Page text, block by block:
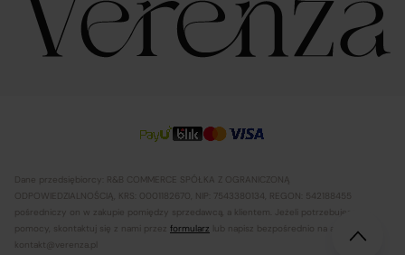
Dane przedsiębiorcy: R&B COMMERCE SPÓŁKA Z OGRANICZONĄ
ODPOWIEDZIALNOŚCIĄ, KRS: 0001182670, NIP: 7543380134, REGON: 542188455
pośredniczy on w zakupie pomiędzy sprzedawcą, a klientem. Jeżeli potrzebujesz
pomocy, skontaktuj się z nami przez formularz lub napisz bezpośrednio na adres
kontakt@verenza.pl